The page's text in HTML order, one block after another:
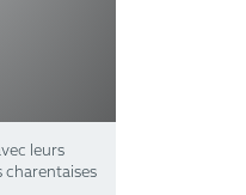
leurs
charentaises